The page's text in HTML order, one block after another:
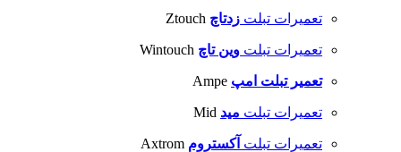
تعمیرات تبلت زدتاچ
تعمیرات تبلت وین تاچ
تعمیر تبلت امپ
تعمیرات تبلت مید
تعمیرات تبلت آکستروم